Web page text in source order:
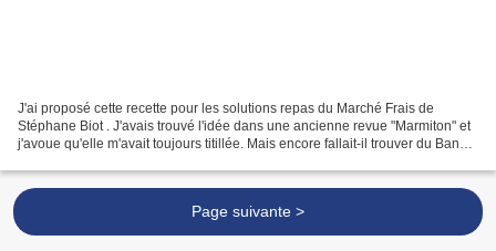
J'ai proposé cette recette pour les solutions repas du Marché Frais de
Stéphane Biot . J'avais trouvé l'idée dans une ancienne revue "Marmiton" et
j'avoue qu'elle m'avait toujours titillée. Mais encore fallait-il trouver du Banon,
Page suivante >